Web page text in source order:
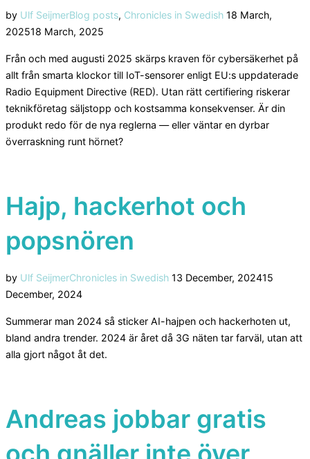
by Ulf SeijmerBlog posts, Chronicles in SwedishPosted
18 March,
202518 March, 2025
Från och med augusti 2025 skärps kraven för cybersäkerhet på
allt från smarta klockor till IoT-sensorer enligt EU:s uppdaterade
Radio Equipment Directive (RED). Utan rätt certifiering riskerar
teknikföretag säljstopp och kostsamma konsekvenser. Är din
produkt redo för de nya reglerna — eller väntar en dyrbar
överraskning runt hörnet?
Hajp, hackerhot och
popsnören
by Ulf SeijmerChronicles in SwedishPosted
13 December, 202415
December, 2024
Summerar man 2024 så sticker AI-hajpen och hackerhoten ut,
bland andra trender. 2024 är året då 3G näten tar farväl, utan att
alla gjort något åt det.
Andreas jobbar gratis